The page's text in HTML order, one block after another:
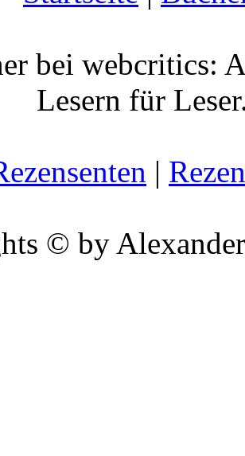
bei webcritics:
Lesern für
|
© by